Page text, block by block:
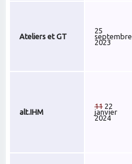
Ateliers et GT
25
septembre
2023
alt.IHM
11 22
janvier
2024